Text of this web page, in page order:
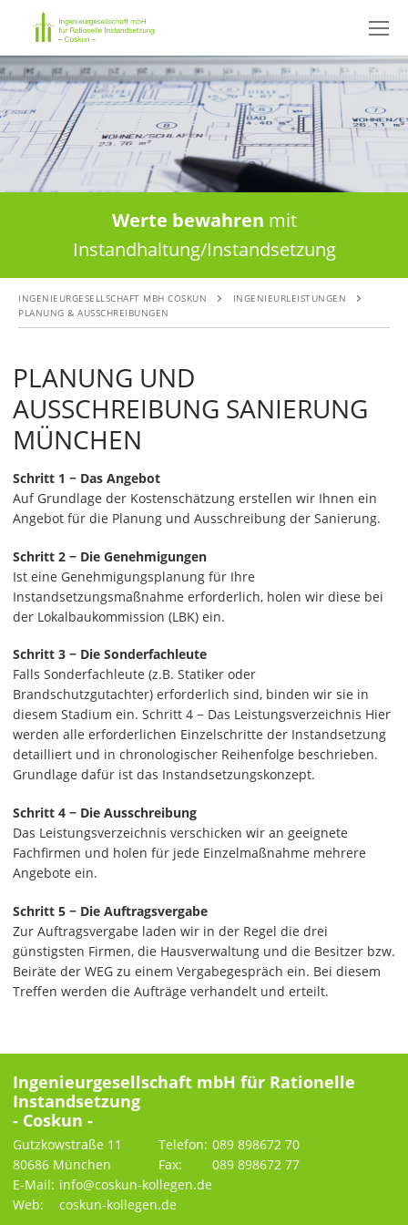
Werte bewahren mit
Instandhaltung/Instandsetzung
INGENIEURGESELLSCHAFT MBH COSKUN
INGENIEURLEISTUNGEN
PLANUNG & AUSSCHREIBUNGEN
PLANUNG UND
AUSSCHREIBUNG SANIERUNG
MÜNCHEN
Schritt 1 − Das Angebot
Auf Grundlage der Kostenschätzung erstellen wir Ihnen ein
Angebot für die Planung und Ausschreibung der Sanierung.
Schritt 2 − Die Genehmigungen
Ist eine Genehmigungsplanung für Ihre
Instandsetzungsmaßnahme erforderlich, holen wir diese bei
der Lokalbaukommission (LBK) ein.
Schritt 3 − Die Sonderfachleute
Falls Sonderfachleute (z.B. Statiker oder
Brandschutzgutachter) erforderlich sind, binden wir sie in
diesem Stadium ein. Schritt 4 − Das Leistungsverzeichnis Hier
werden alle erforderlichen Einzelschritte der Instandsetzung
detailliert und in chronologischer Reihenfolge beschrieben.
Grundlage dafür ist das Instandsetzungskonzept.
Schritt 4 − Die Ausschreibung
Das Leistungsverzeichnis verschicken wir an geeignete
Fachfirmen und holen für jede Einzelmaßnahme mehrere
Angebote ein.
Schritt 5 − Die Auftragsvergabe
Zur Auftragsvergabe laden wir in der Regel die drei
günstigsten Firmen, die Hausverwaltung und die Besitzer bzw.
Beiräte der WEG zu einem Vergabegespräch ein. Bei diesem
Treffen werden die Aufträge verhandelt und erteilt.
Ingenieurgesellschaft mbH für Rationelle
Instandsetzung
- Coskun -
Gutzkowstraße 11
80686 München
Telefon: 089 898672 70
Fax:
089 898672 77
E-Mail: info@coskun-kollegen.de
Web:
coskun-kollegen.de